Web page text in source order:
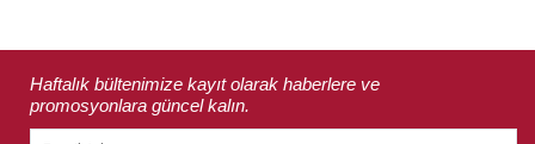
Haftalık bültenimize kayıt olarak haberlere ve
promosyonlara güncel kalın.